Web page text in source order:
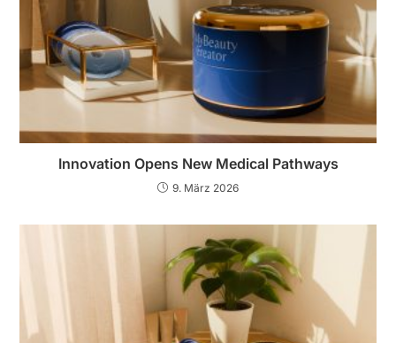
Innovation Opens New Medical Pathways
9. März 2026